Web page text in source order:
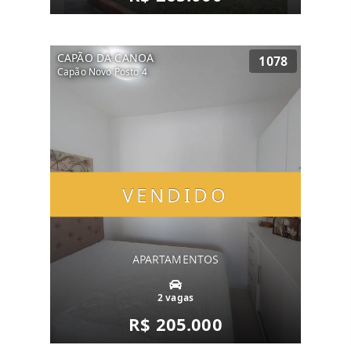
VENDIDO
CAPÃO DA CANOA
Capão Novo Posto 4
1078
APARTAMENTOS
2 vagas
R$ 205.000